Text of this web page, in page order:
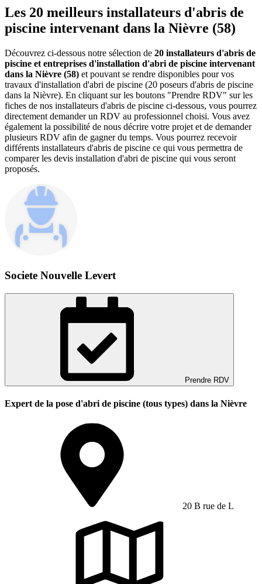
Les 20 meilleurs installateurs d'abris de
piscine intervenant dans la Nièvre (58)
Découvrez ci-dessous notre sélection de 20 installateurs d'abris de
piscine et entreprises d'installation d'abri de piscine intervenant
dans la Nièvre (58) et pouvant se rendre disponibles pour vos
travaux d'installation d'abri de piscine (20 poseurs d'abris de piscine
dans la Nièvre). En cliquant sur les boutons "Prendre RDV" sur les
fiches de nos installateurs d'abris de piscine ci-dessous, vous pourrez
directement demander un RDV au professionnel choisi. Vous avez
également la possibilité de nous décrire votre projet et de demander
plusieurs RDV afin de gagner du temps. Vous pourrez recevoir
différents installateurs d'abris de piscine ce qui vous permettra de
comparer les devis installation d'abri de piscine qui vous seront
proposés.
Societe Nouvelle Levert
Prendre RDV
Expert de la pose d'abri de piscine (tous types) dans la Nièvre
20 B rue de L